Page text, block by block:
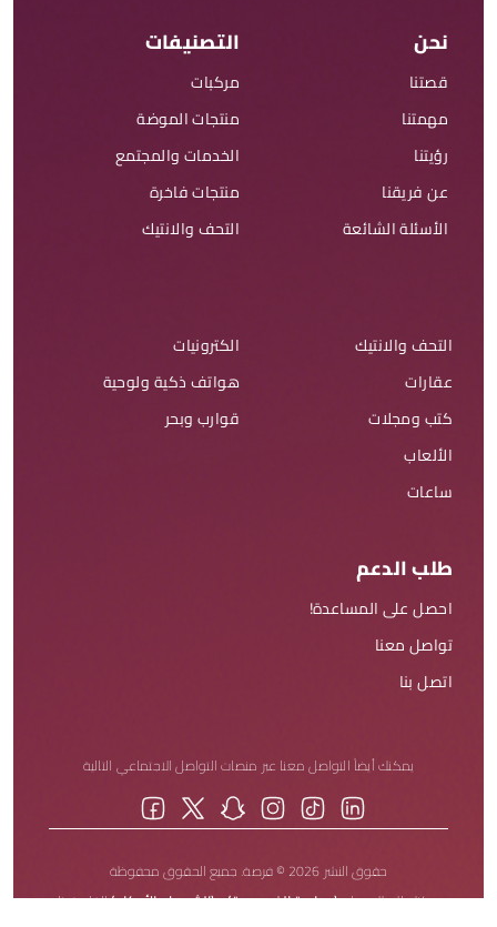
نحن
قصتنا
مهمتنا
رؤيتنا
عن فريقنا
الأسئلة الشائعة
التصنيفات
مركبات
منتجات الموضة
الخدمات والمجتمع
منتجات فاخرة
التحف والانتيك
التحف والانتيك
عقارات
كتب ومجلات
الألعاب
ساعات
الكترونيات
هواتف ذكية ولوحية
قوارب وبحر
طلب الدعم
احصل على المساعدة!
تواصل معنا
اتصل بنا
يمكنك أيضاً التواصل معنا عبر منصات التواصل الاجتماعي التالية
حقوق النشر 2026 © فرصة. جميع الحقوق محفوظة
يمكنك الاطلاع على(سياسة الخصوصية)و(الشروط والأحكام)الخاصة بنا.